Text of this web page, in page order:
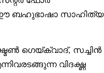
ഈ ബഹുഭാഷാ സാഹിത്യ
ഗെയ്ക്‌വാദ്, സച്ചിൻ
വിദഗ്ദ്ധ